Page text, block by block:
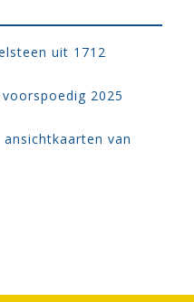
uit 1712
2025
van